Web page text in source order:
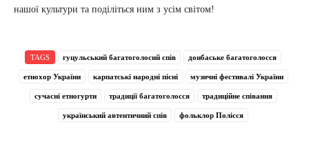
нашої культури та поділіться ним з усім світом!
TAGS гуцульський багатоголосий спів донбаське багатоголосся
етнохор України карпатські народні пісні музичні фестивалі України
сучасні етногурти традиції багатоголосся традиційне співання
український автентичний спів фольклор Полісся